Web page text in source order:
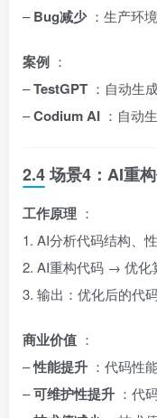
–Bug减少 ：生产环
案例 ：
–TestGPT ：自动生
–Codium AI ：自动
2.4 场景4：AI重
工作原理 ：
1. AI分析代码结构、
2. AI重构代码 → 优
3. 输出：优化后的代
商业价值 ：
–性能提升 ：代码性
–可维护性提升 ：代